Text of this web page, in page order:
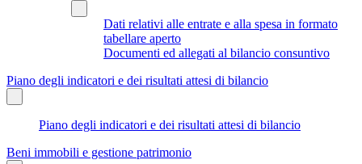
Dati relativi alle entrate e alla spesa in formato
tabellare aperto
Documenti ed allegati al bilancio consuntivo
Piano degli indicatori e dei risultati attesi di bilancio
Piano degli indicatori e dei risultati attesi di bilancio
Beni immobili e gestione patrimonio